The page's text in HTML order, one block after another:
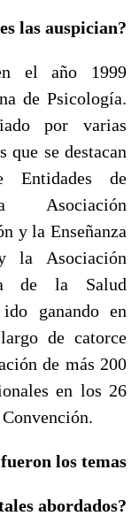
las auspician?
el año 1999
de Psicología.
por varias
que se destacan
Entidades de
Asociación
y la Enseñanza
la Asociación
de la Salud
ganando en
de catorce
de más 200
en los 26
los temas
abordados?